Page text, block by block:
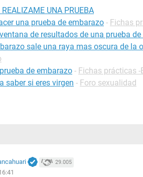
UNA PRUEBA
una prueba de embarazo - Fichas
de resultados de una prueba
sale una raya mas oscura de la
de embarazo - Fichas prácticas -
saber si eres virgen - Foro sexualidad
29.005